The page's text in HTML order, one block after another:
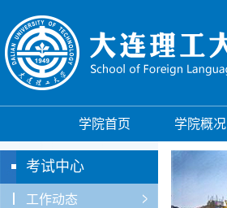
学院首页 学院概况
考试中心
工作动态